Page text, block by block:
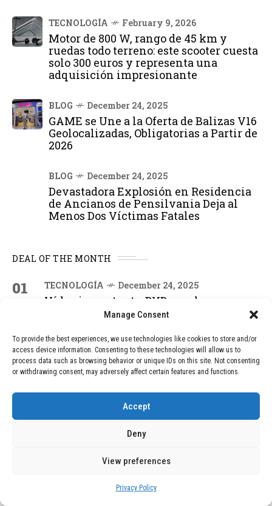
Manage Consent
To provide the best experiences, we use technologies like cookies to store and/or
access device information. Consenting to these technologies will allow us to
process data such as browsing behavior or unique IDs on this site. Not consenting
or withdrawing consent, may adversely affect certain features and functions.
Accept
Deny
View preferences
Privacy Policy
TECNOLOGÍA February 9, 2026
Motor de 800 W, rango de 45 km y
ruedas todo terreno: este scooter cuesta
solo 300 euros y representa una
adquisición impresionante
BLOG December 24, 2025
GAME se Une a la Oferta de Balizas V16
Geolocalizadas, Obligatorias a Partir de
2026
BLOG December 24, 2025
Devastadora Explosión en Residencia
de Ancianos de Pensilvania Deja al
Menos Dos Víctimas Fatales
DEAL OF THE MONTH
01 TECNOLOGÍA December 24, 2025
Vídeo impactante: BYD revela en
grabación cómo añadir 400 km de rango
02 TECNOLOGÍA February 9, 2026
ruedas todo terreno: este scooter cuesta
solo 300 euros y representa una
adquisición impresionante
December 24, 2025
Geolocalizadas, Obligatorias a Partir de